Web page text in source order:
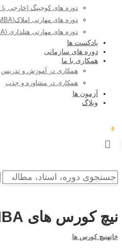
دوره های کوچینگ (خارجی
دوره های مهارتی املاک(MBA)
دوره های مهارتی هتلداری (MBA)
پادکست ها
دوره های سازمانی
همکاری با ما
همکاری در آموزش و تدریس
همکاری در مشاوره و جذب
آزمون ها
وبلاگ
0
نیچ کورس های MBA
خانهنیچ کورس ها